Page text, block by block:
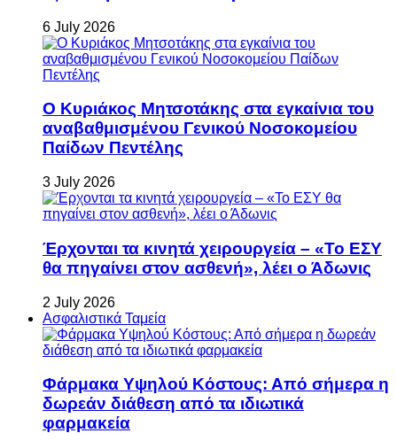
6 July 2026
Ο Κυριάκος Μητσοτάκης στα εγκαίνια του
αναβαθμισμένου Γενικού Νοσοκομείου
Παίδων Πεντέλης
3 July 2026
Έρχονται τα κινητά χειρουργεία – «Το ΕΣΥ
θα πηγαίνει στον ασθενή», λέει ο Άδωνις
2 July 2026
Ασφαλιστικά Ταμεία
Φάρμακα Υψηλού Κόστους: Από σήμερα η
δωρεάν διάθεση από τα ιδιωτικά
φαρμακεία